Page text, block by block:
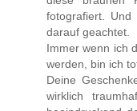
fotografiert.
darauf geachtet.
Immer wenn ich
werden, bin ich
Deine
wirklich